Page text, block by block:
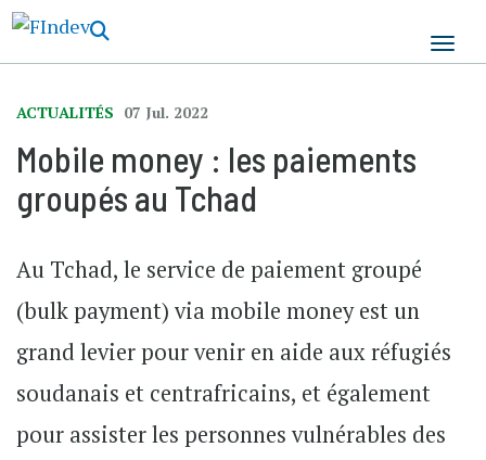
ACTUALITÉS 07 Jul. 2022
Mobile money : les paiements
groupés au Tchad
Au Tchad, le service de paiement groupé
(bulk payment) via mobile money est un
grand levier pour venir en aide aux réfugiés
soudanais et centrafricains, et également
pour assister les personnes vulnérables des